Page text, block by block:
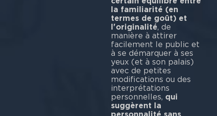
la familiarité (en
termes de goût) et
l'originalité, de
manière à attirer
facilement le public et
à se démarquer à ses
yeux (et à son palais)
avec de petites
modifications ou des
interprétations
personnelles, qui
suggèrent la